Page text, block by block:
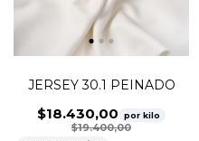
JERSEY 30.1 PEINADO
$18.430,00 por kilo
$19.400,00